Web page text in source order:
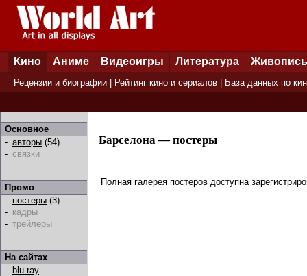
Кино Аниме Видеоигры Литература Живопись
Рецензии и биографии Рейтинг кино и сериалов База данных по
Основное
- авторы (54)
- связки
Промо
- постеры (3)
- кадры
- трейлеры
На сайтах
- blu-ray
Барселона— постеры
Полная галерея постеров доступна